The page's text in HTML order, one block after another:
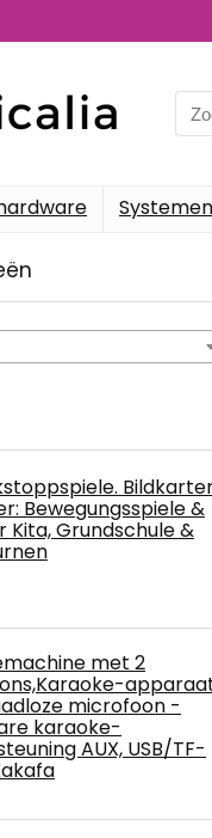
for:
Systemen
Bewegungsspiele &
Kita, Grundschule &
met 2
microfoon -
karaoke-
AUX, USB/TF-